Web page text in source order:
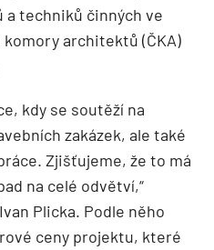
a techniků činných ve
komory architektů (ČKA)
kdy se soutěží na
zakázek, ale také
Zjišťujeme, že to má
na celé odvětví,“
Plicka. Podle něho
ceny projektu, které